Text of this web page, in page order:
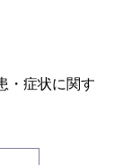
・症状に関す